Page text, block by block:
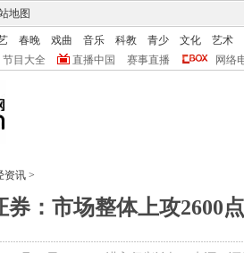
地图
春晚 戏曲 音乐 科教 青少 文化
艺术
节目大全 直播中国 赛事直播 网络
资讯 >
券：市场整体上攻2600